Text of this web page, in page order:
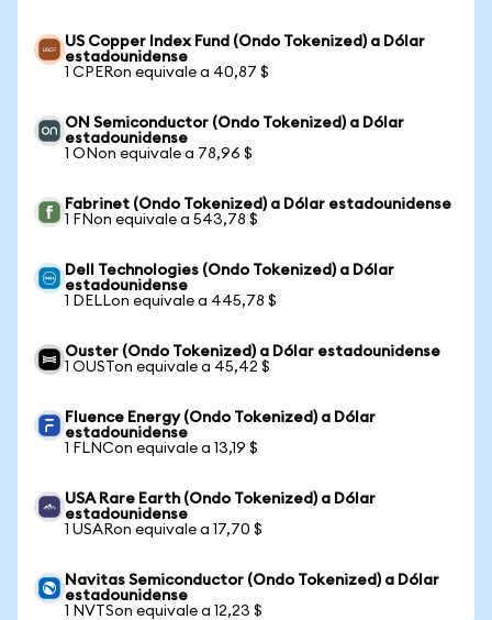
US Copper Index Fund (Ondo Tokenized) a Dólar
estadounidense
1 CPERon equivale a 40,87 $
ON Semiconductor (Ondo Tokenized) a Dólar
estadounidense
1 ONon equivale a 78,96 $
Fabrinet (Ondo Tokenized) a Dólar estadounidense
1 FNon equivale a 543,78 $
Dell Technologies (Ondo Tokenized) a Dólar
estadounidense
1 DELLon equivale a 445,78 $
Ouster (Ondo Tokenized) a Dólar estadounidense
1 OUSTon equivale a 45,42 $
Fluence Energy (Ondo Tokenized) a Dólar
estadounidense
1 FLNCon equivale a 13,19 $
USA Rare Earth (Ondo Tokenized) a Dólar
estadounidense
1 USARon equivale a 17,70 $
Navitas Semiconductor (Ondo Tokenized) a Dólar
estadounidense
1 NVTSon equivale a 12,23 $